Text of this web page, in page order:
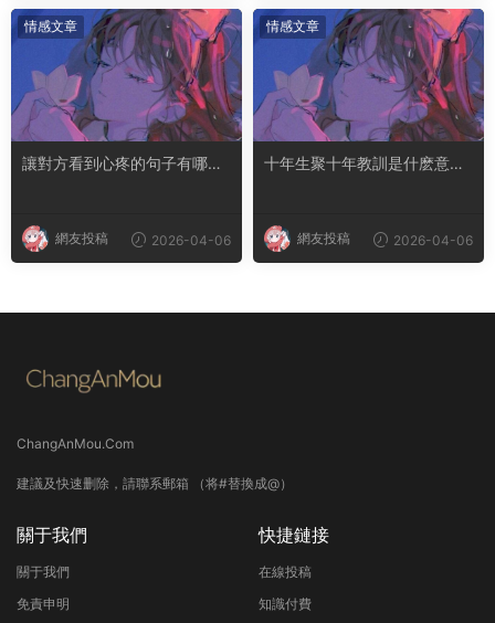
情感文章
讓對方看到心疼的句子有哪
網友投稿 2026-04-06
情感文章
十年生聚十年教訓是什麽意思
網友投稿 2026-04-06
ChangAnMou.Com
建議及快速删除，請聯系郵箱 （将#替換成@）
關于我們
關于我們
免責申明
快捷鏈接
在線投稿
知識付費